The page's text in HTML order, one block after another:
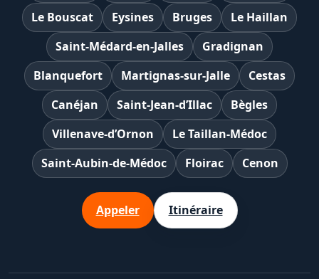
Le Bouscat
Eysines Bruges
Le Haillan
Saint-Médard-en-Jalles
Gradignan
Blanquefort
Martignas-sur-Jalle
Cestas
Canéjan
Saint-Jean-d’Illac
Bègles
Villenave-d’Ornon
Le Taillan-Médoc
Saint-Aubin-de-Médoc
Floirac Cenon
Appeler Itinéraire